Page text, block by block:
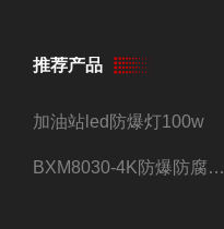
推荐产品
加油站led防爆灯100w
BXM8030-4K防爆防腐照明配电箱四路带总开关